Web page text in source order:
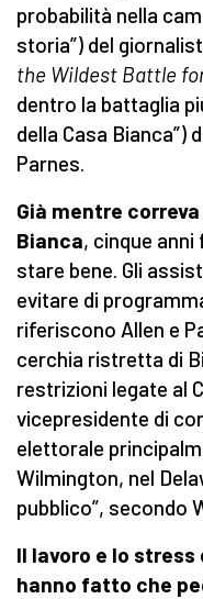
probabilità nella
storia”) del
the Wildest Battle
dentro la battaglia
della Casa Bianca”)
Parnes.
Già mentre
Bianca, cinque anni
stare bene. Gli
evitare di
riferiscono Allen e
cerchia ristretta di
restrizioni legate al
vicepresidente di
elettorale
Wilmington, nel
pubblico”, secondo
Il lavoro e lo stress
hanno fatto che